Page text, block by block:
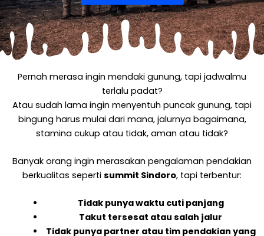
Pernah merasa ingin mendaki gunung, tapi jadwalmu
terlalu padat?
Atau sudah lama ingin menyentuh puncak gunung, tapi
bingung harus mulai dari mana, jalurnya bagaimana,
stamina cukup atau tidak, aman atau tidak?
Banyak orang ingin merasakan pengalaman pendakian
berkualitas seperti summit Sindoro, tapi terbentur:
Tidak punya waktu cuti panjang
Takut tersesat atau salah jalur
Tidak punya partner atau tim pendakian yang